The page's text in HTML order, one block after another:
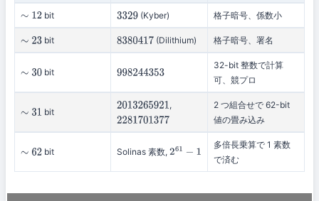
∼12 bit 3329(Kyber) 格子暗号、係数小
∼23 bit 8380417(Dilithium) 格子暗号、署名
∼30 bit 998244353
32-bit 整数で計算
可、競プロ
∼31 bit 2013265921 ,
2281701377
2 つ組合せで 62-bit
値の畳み込み
∼62 bit Solinas 素数, 261 −1
多倍長乗算で 1 素数
で済む